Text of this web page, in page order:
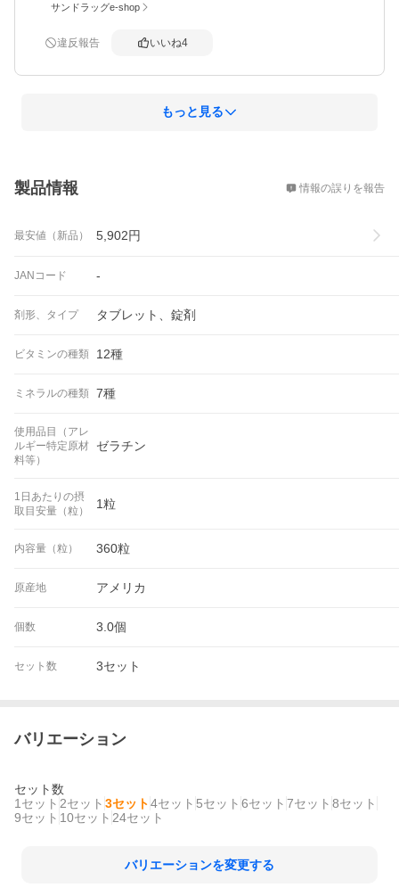
サンドラッグe-shop
違反報告 いいね4
もっと見る
製品情報 情報の誤りを報告
最安値（新品） 5,902円
JANコード -
剤形、タイプ タブレット、錠剤
ビタミンの種類 12種
ミネラルの種類 7種
使用品目（アレ
ルギー特定原材
料等）
ゼラチン
1日あたりの摂
取目安量（粒）
1粒
内容量（粒） 360粒
原産地 アメリカ
個数 3.0個
セット数 3セット
バリエーション
セット数
1セット 2セット 3セット4セット 5セット 6セット 7セット 8セット
9セット 10セット 24セット
バリエーションを変更する